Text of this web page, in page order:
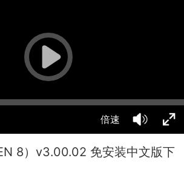
倍速
8）v3.00.02 免安装中文版下